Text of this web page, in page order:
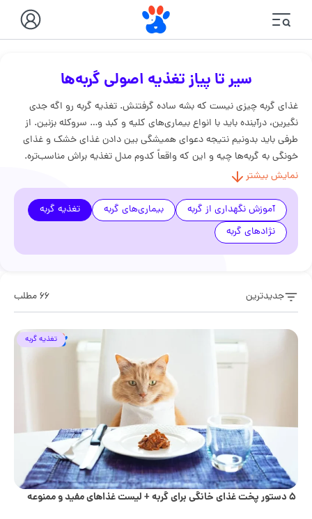
سیر تا پیاز تغذیه اصولی گربه‌ها
غذای گربه چیزی نیست که بشه ساده گرفتنش. تغذیه گربه رو اگه جدی
نگیرین، درآینده باید با انواع بیماری‌های کلیه و کبد و… سروکله بزنین. از
طرفی باید بدونیم نتیجه دعوای همیشگی بین دادن غذای خشک و غذای
خونگی به گربه‌ها چیه و این که واقعاً کدوم مدل تغذیه براش مناسب‌تره.
تو مقالات این بخش می‌تونین هر چیزی که لازمه درباره غذای مناسب،
مکمل‌ها و رژیم غذایی گربه‌ها براساس سن و نژادشون بدونین، پیدا کنین.
نمایش بیشتر
آموزش نگهداری از گربه بیماری‌های گربه
تغذیه گربه
نژادهای گربه
جدیدترین ۶۶ مطلب
تغذیه گربه